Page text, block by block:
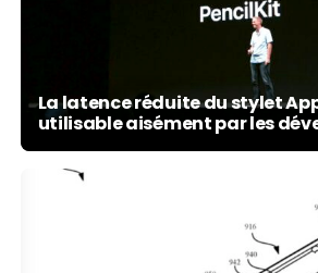
La latence réduite du stylet
utilisable aisément par les